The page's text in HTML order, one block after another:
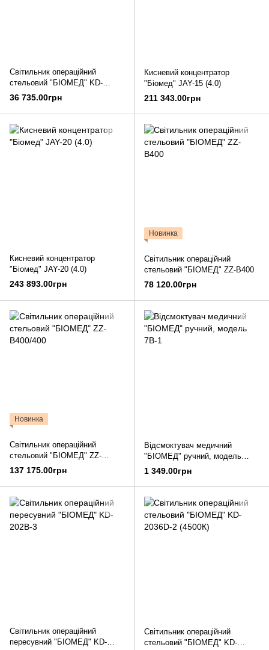
Світильник операційний
стельовий "БІОМЕД" KD-
2012D-2
36 735.00грн
Кисневий концентратор
"Біомед" JAY-15 (4.0)
211 343.00грн
Кисневий концентратор
"Біомед" JAY-20 (4.0)
243 893.00грн
Новинка
Світильник операційний
стельовий "БІОМЕД" ZZ-B400
78 120.00грн
Новинка
Світильник операційний
стельовий "БІОМЕД" ZZ-
B400/400
137 175.00грн
Відсмоктувач медичний
"БІОМЕД" ручний, модель
7В-1
1 349.00грн
Світильник операційний
пересувний "БІОМЕД" KD-
Світильник операційний
стельовий "БІОМЕД" KD-